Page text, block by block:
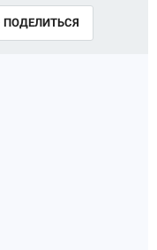
ПОДЕЛИТЬСЯ